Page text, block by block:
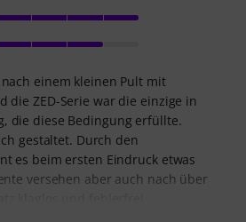
einem kleinen Pult mit
die ZED-Serie war die einzige in
die diese Bedingung erfüllte.
gestaltet. Durch den
es beim ersten Eindruck etwas
versehen aber auch nach über